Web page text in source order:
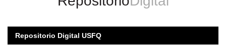
Repositorio Digital USFQ